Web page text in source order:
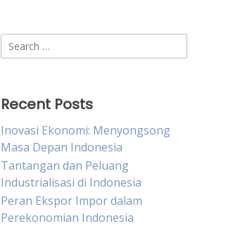
Search
for:
Recent Posts
Inovasi Ekonomi: Menyongsong
Masa Depan Indonesia
Tantangan dan Peluang
Industrialisasi di Indonesia
Peran Ekspor Impor dalam
Perekonomian Indonesia